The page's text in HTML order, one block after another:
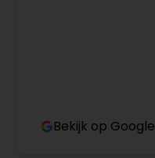
Bekijk op Google